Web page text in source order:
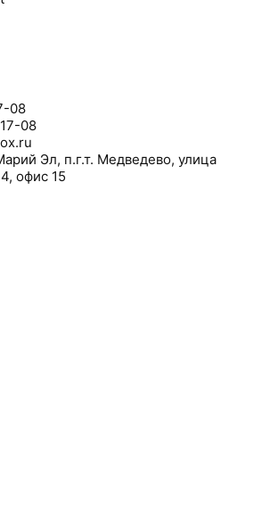
08
08
Эл, п.г.т. Медведево, улица
офис 15